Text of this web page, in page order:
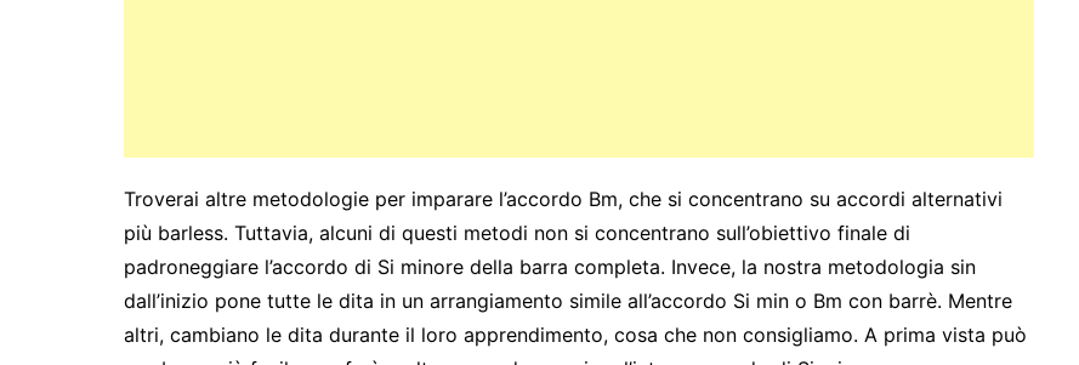
Troverai altre metodologie per imparare l’accordo Bm, che si concentrano su accordi alternativi
più barless. Tuttavia, alcuni di questi metodi non si concentrano sull’obiettivo finale di
padroneggiare l’accordo di Si minore della barra completa. Invece, la nostra metodologia sin
dall’inizio pone tutte le dita in un arrangiamento simile all’accordo Si min o Bm con barrè. Mentre
altri, cambiano le dita durante il loro apprendimento, cosa che non consigliamo. A prima vista può